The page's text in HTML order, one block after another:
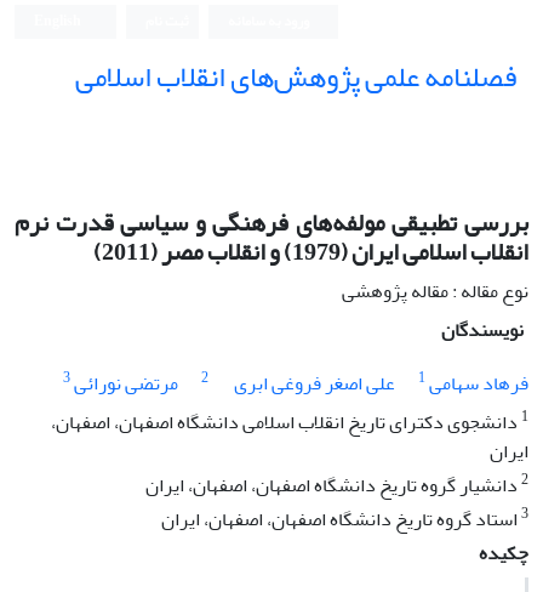
فصلنامه علمی پژوهش‌های انقلاب اسلامی
بررسی تطبیقی مولفه‌های فرهنگی و سیاسی قدرت نرم
انقلاب اسلامی ایران (1979) و انقلاب مصر (2011)
نوع مقاله : مقاله پژوهشی
نویسندگان
فرهاد سهامی1 علی اصغر فروغی ابری 2 مرتضی نورائی3
1 دانشجوی دکترای تاریخ انقلاب اسلامی دانشگاه اصفهان، اصفهان،
ایران
2دانشیار گروه تاریخ دانشگاه اصفهان، اصفهان، ایران
3استاد گروه تاریخ دانشگاه اصفهان، اصفهان، ایران
چکیده